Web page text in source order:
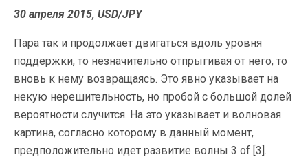
30 апреля 2015, USD/JPY
Пара так и продолжает двигаться вдоль уровня
поддержки, то незначительно отпрыгивая от него, то
вновь к нему возвращаясь. Это явно указывает на
некую нерешительность, но пробой с большой долей
вероятности случится. На это указывает и волновая
картина, согласно которому в данный момент,
предположительно идет развитие волны 3 of [3].